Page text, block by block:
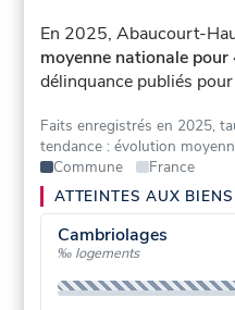
En 2025, Abaucourt-
moyenne nationale
délinquance publiés
Faits enregistrés en 2025,
tendance : évolution
Commune
France
ATTEINTES AUX BIENS
Cambriolages
‰ logements